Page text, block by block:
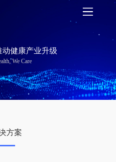
动健康产业升级
We Care
方案